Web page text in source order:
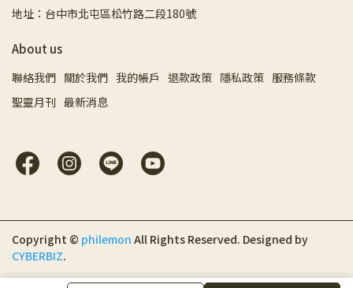
地址：台中市北屯區松竹路二段180號
About us
聯絡我們 關於我們 我的帳戶 退款政策 隱私政策 服務條款
聖靈月刊 最新消息
Copyright © philemon All Rights Reserved. Designed by
CYBERBIZ.